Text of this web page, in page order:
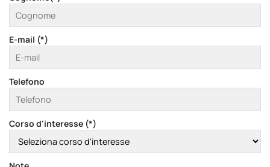
E-mail (*)
Telefono
Corso d'interesse (*)